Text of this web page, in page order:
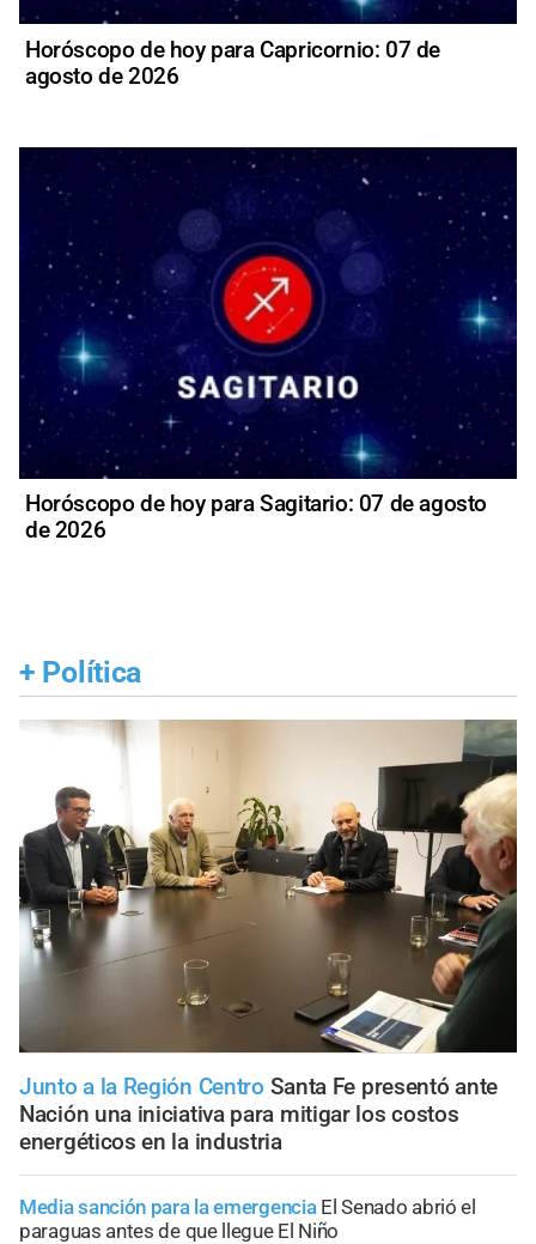
Horóscopo de hoy para Capricornio: 07 de
agosto de 2026
Horóscopo de hoy para Sagitario: 07 de agosto
de 2026
+ Política
Junto a la Región Centro Santa Fe presentó ante
Nación una iniciativa para mitigar los costos
energéticos en la industria
Media sanción para la emergencia El Senado abrió el
paraguas antes de que llegue El Niño